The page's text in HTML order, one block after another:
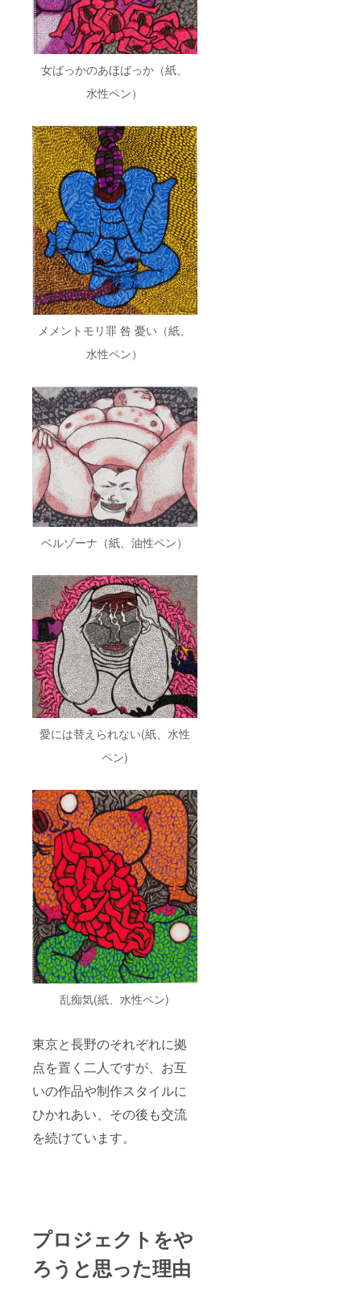
女ばっかのあほばっか（紙、
水性ペン）
メメントモリ罪 咎 憂い（紙、
水性ペン）
ベルゾーナ（紙、油性ペン）
愛には替えられない(紙、水性
ペン)
乱痴気(紙、水性ペン)
東京と長野のそれぞれに拠
点を置く二人ですが、お互
いの作品や制作スタイルに
ひかれあい、その後も交流
を続けています。
プロジェクトをや
ろうと思った理由